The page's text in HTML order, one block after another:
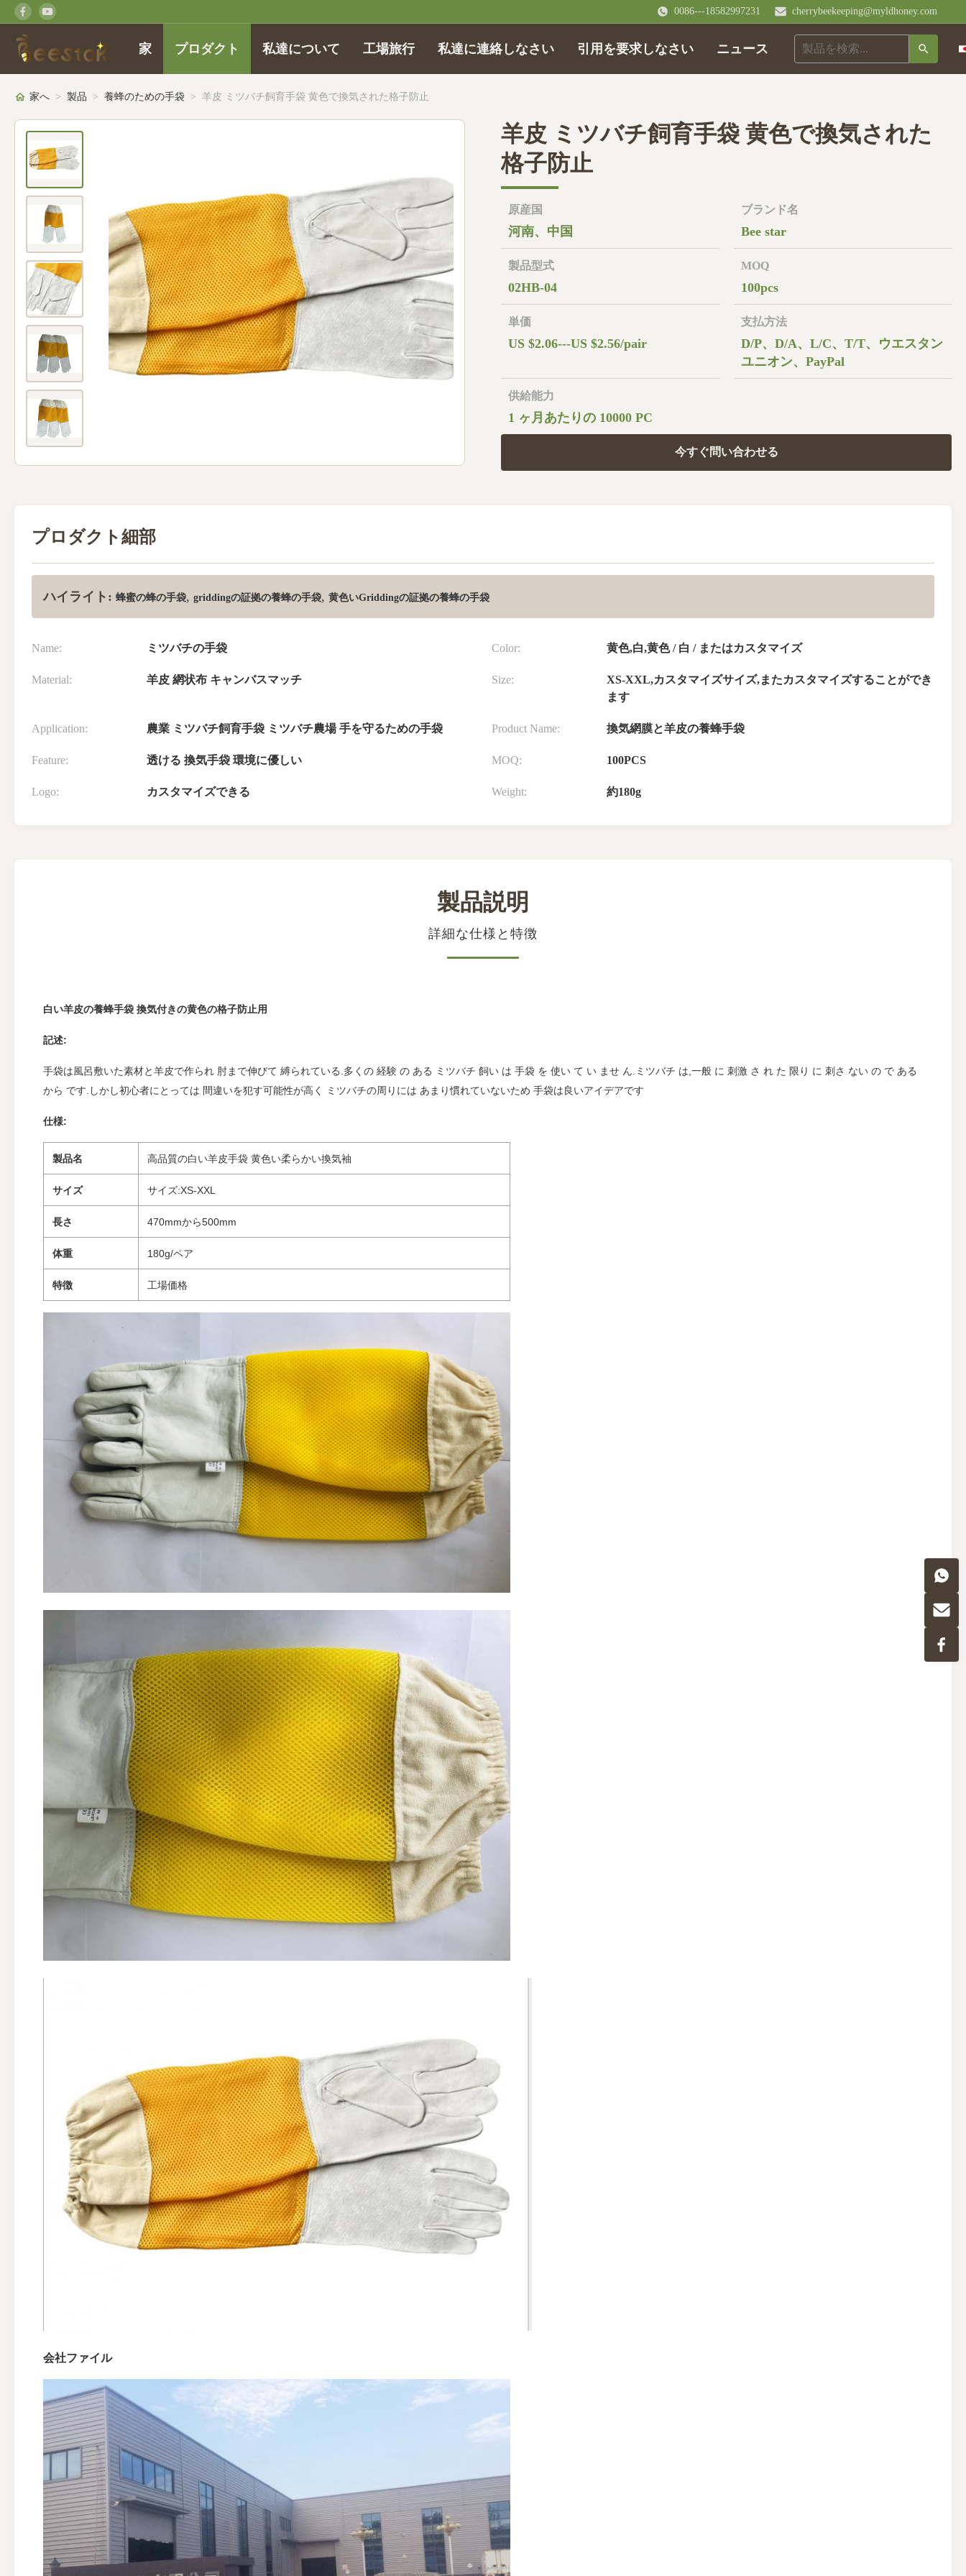
0086---18582997231 cherrybeekeeping@myldhoney.com
家 プロダクト 私達について 工場旅行 私達に連絡しなさい 引用を要求しなさい ニュース
家へ > 製品 > 養蜂のための手袋 > 羊皮 ミツバチ飼育手袋 黄色で換気された格子防止
羊皮 ミツバチ飼育手袋 黄色で換気された
格子防止
原産国
河南、中国
ブランド名
Bee star
製品型式
02HB-04
MOQ
100pcs
単価
US $2.06---US $2.56/pair
支払方法
D/P、D/A、L/C、T/T、ウエスタン
ユニオン、PayPal
供給能力
1 ヶ月あたりの 10000 PC
今すぐ問い合わせる
プロダクト細部
ハイライト: 蜂蜜の蜂の手袋, griddingの証拠の養蜂の手袋, 黄色いGriddingの証拠の養蜂の手袋
Name: ミツバチの手袋 Color: 黄色,白,黄色 / 白 / またはカスタマイズ
Material: 羊皮 網状布 キャンバスマッチ Size:
XS-XXL,カスタマイズサイズ,またカスタマイズすることができ
ます
Application: 農業 ミツバチ飼育手袋 ミツバチ農場 手を守るための手袋 Product Name: 換気網膜と羊皮の養蜂手袋
Feature: 透ける 換気手袋 環境に優しい MOQ: 100PCS
Logo: カスタマイズできる Weight: 約180g
製品説明
詳細な仕様と特徴
白い羊皮の養蜂手袋 換気付きの黄色の格子防止用
記述:
手袋は風呂敷いた素材と羊皮で作られ 肘まで伸びて 縛られている.多くの 経験 の ある ミツバチ 飼い は 手袋 を 使い て い ませ ん.ミツバチ は,一般 に 刺激 さ れ た 限り に 刺さ ない の で ある
から です.しかし初心者にとっては 間違いを犯す可能性が高く ミツバチの周りには あまり慣れていないため 手袋は良いアイデアです
仕様:
製品名 高品質の白い羊皮手袋 黄色い柔らかい換気袖
サイズ サイズ:XS-XXL
長さ 470mmから500mm
体重 180g/ペア
特徴 工場価格
会社ファイル